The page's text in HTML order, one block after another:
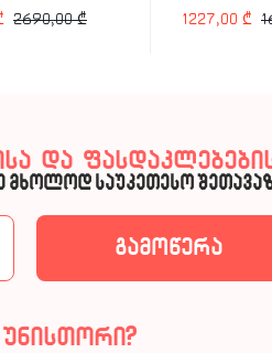
40CUT-C 40A
2690,00₾ 1227,00 ₾
და
მხოლოდ საუკეთესო